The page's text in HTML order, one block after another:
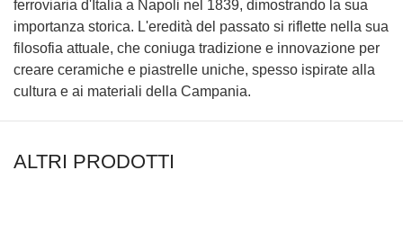
ferroviaria d'Italia a Napoli nel 1839, dimostrando la sua
importanza storica. L'eredità del passato si riflette nella sua
filosofia attuale, che coniuga tradizione e innovazione per
creare ceramiche e piastrelle uniche, spesso ispirate alla
cultura e ai materiali della Campania.
ALTRI PRODOTTI